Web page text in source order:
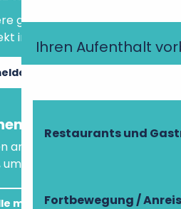
Ihren Aufenthalt
Restaurants und
Fortbewegung /
guten Tipps und
in Ihre Mailbox.
mich an
Rat?
an unseren virtuellen
Ihnen zu helfen.
meine Frage